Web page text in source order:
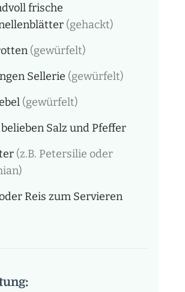
frische
(gehackt)
(gewürfelt)
Sellerie (gewürfelt)
(gewürfelt)
Salz und Pfeffer
(z.B. Petersilie oder
Reis zum Servieren